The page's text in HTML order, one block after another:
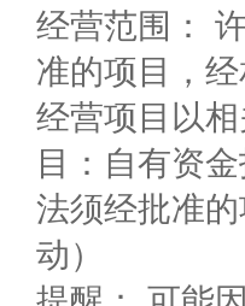
经营范围：
准的项目，
经营项目以
目：自有资
法须经批准
动）